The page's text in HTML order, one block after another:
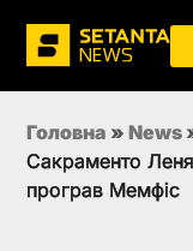
Головна » News
Сакраменто
програв Мемфіс